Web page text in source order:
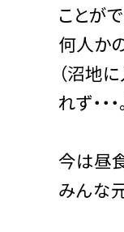
ことが
何人か
（沼地
れず・・・
今は昼
みんな